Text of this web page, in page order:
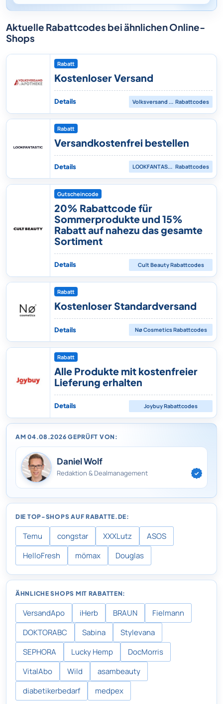
AM 04.08.2026 GEPRÜFT VON:
Daniel Wolf
Redaktion & Dealmanagement
DIE TOP-SHOPS AUF RABATTE.DE:
Temu congstar XXXLutz
ASOS
HelloFresh
mömax Douglas
ÄHNLICHE SHOPS MIT RABATTEN:
VersandApo iHerb BRAUN
Fielmann
DOKTORABC
Sabina
Stylevana
SEPHORA
Lucky Hemp
DocMorris
VitalAbo
Wild
asambeauty
diabetikerbedarf
medpex
Aktuelle Rabattcodes bei ähnlichen Online-
Shops
Rabatt
Kostenloser Versand
Details Volksversand Apotheke Rabattcodes
Rabatt
Versandkostenfrei bestellen
Details LOOKFANTASTIC Rabattcodes
Gutscheincode
20% Rabattcode für
Sommerprodukte und 15%
Rabatt auf nahezu das gesamte
Sortiment
Details Cult BeautyRabattcodes
Rabatt
Kostenloser Standardversand
Details Nø CosmeticsRabattcodes
Rabatt
Alle Produkte mit kostenfreier
Lieferung erhalten
Details JoybuyRabattcodes